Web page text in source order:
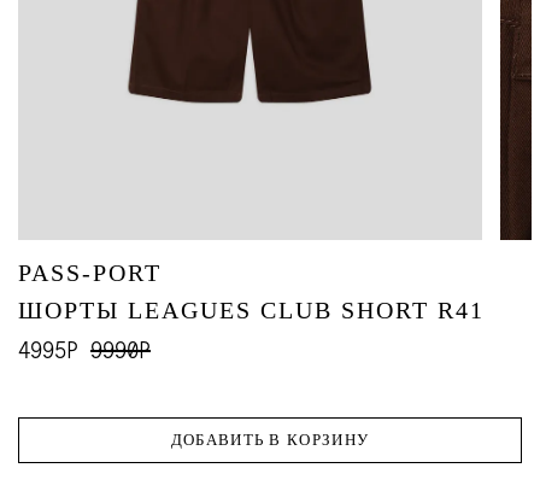
PASS-PORT
ШОРТЫ LEAGUES CLUB SHORT R41
4995Р 9990Р
ДОБАВИТЬ В КОРЗИНУ